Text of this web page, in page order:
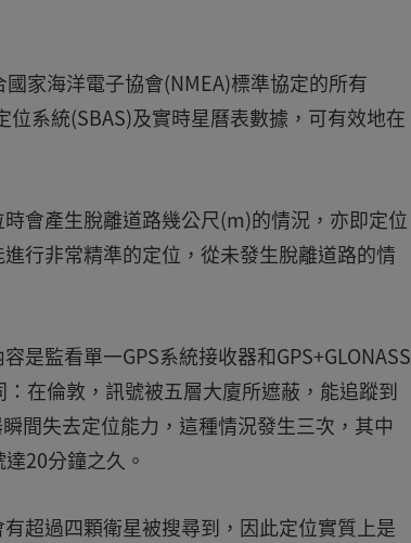
家海洋電子協會(NMEA)標準協定的所有
系統(SBAS)及實時星曆表數據，可有效地在
會產生脫離道路幾公尺(m)的情況，亦即定位
行非常精準的定位，從未發生脫離道路的情
是監看單一GPS系統接收器和GPS+GLONASS
在倫敦，訊號被五層大廈所遮蔽，能追蹤到
間失去定位能力，這種情況發生三次，其中
20分鐘之久。
超過四顆衛星被搜尋到，因此定位實質上是